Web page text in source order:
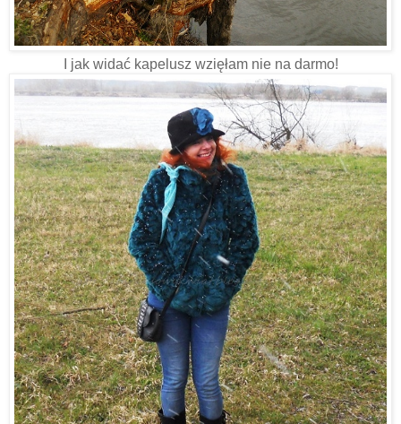
I jak widać kapelusz wzięłam nie na darmo!